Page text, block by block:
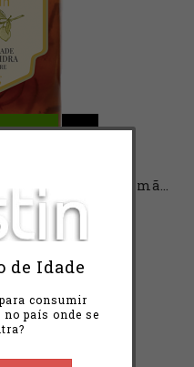
de Idade
consumir
país onde se
Marmalade de Limão, Gengibre e Tomilho Limão - 250 grs